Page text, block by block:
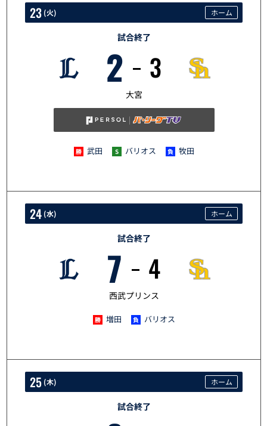
6/23
23 (火) ホーム
試合終了
2 3
大宮
武田 バリオス 牧田
6/24
24 (水) ホーム
試合終了
7 4
西武プリンス
増田 バリオス
25 (木) ホーム
試合終了